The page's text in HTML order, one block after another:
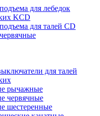
для лебедок
KCD
для талей CD
для талей
рычажные
червячные
шестеренные